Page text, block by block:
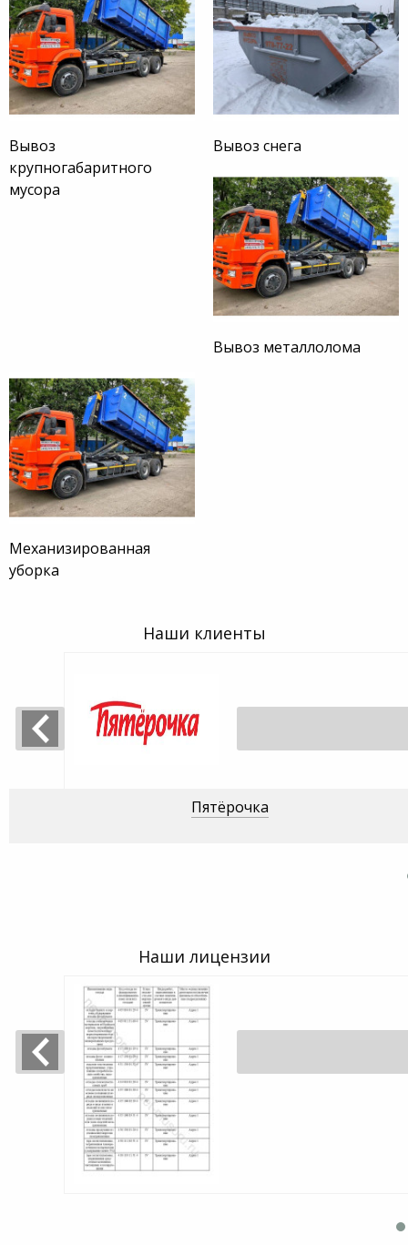
Вывоз
крупногабаритного
мусора
Вывоз снега
Вывоз металлолома
Механизированная
уборка
Наши клиенты
Пятёрочка
Наши лицензии